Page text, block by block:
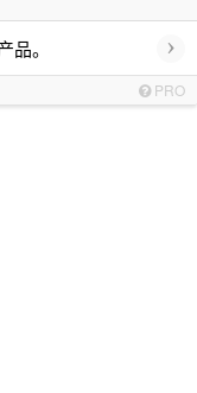
。 ›
PRO